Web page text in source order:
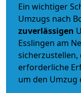
Ein wichtiger
Umzugs nach
zuverlässigen
Esslingen am
erforderliche
um den